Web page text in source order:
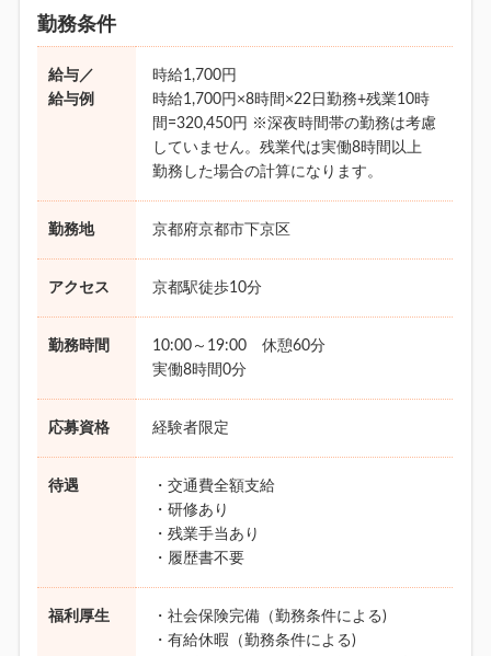
勤務条件
給与／
給与例
時給1,700円
時給1,700円×8時間×22日勤務+残業10時
間=320,450円 ※深夜時間帯の勤務は考慮
していません。残業代は実働8時間以上
勤務した場合の計算になります。
勤務地 京都府京都市下京区
アクセス 京都駅徒歩10分
勤務時間
10:00～19:00 休憩60分
実働8時間0分
応募資格 経験者限定
待遇
・交通費全額支給
・研修あり
・残業手当あり
・履歴書不要
福利厚生
・社会保険完備（勤務条件による)
・有給休暇（勤務条件による)